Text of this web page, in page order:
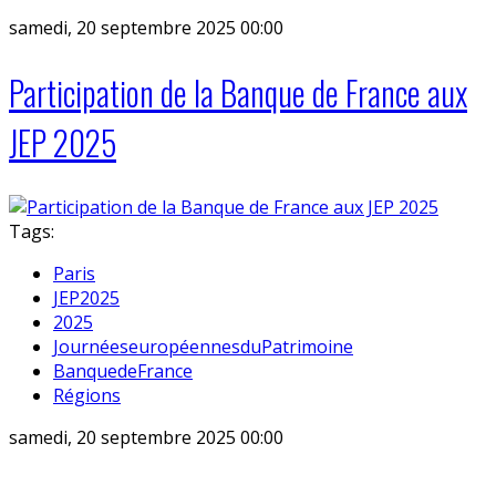
samedi, 20 septembre 2025 00:00
Participation de la Banque de France aux
JEP 2025
Tags:
Paris
JEP2025
2025
JournéeseuropéennesduPatrimoine
BanquedeFrance
Régions
samedi, 20 septembre 2025 00:00